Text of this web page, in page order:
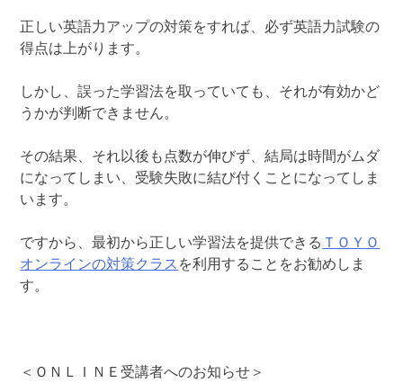
正しい英語力アップの対策をすれば、必ず英語力試験の
得点は上がります。
しかし、誤った学習法を取っていても、それが有効かど
うかが判断できません。
その結果、それ以後も点数が伸びず、結局は時間がムダ
になってしまい、受験失敗に結び付くことになってしま
います。
ですから、最初から正しい学習法を提供できる ＴＯＹＯ
オンラインの対策クラス を利用することをお勧めしま
す。
＜ＯＮＬＩＮＥ受講者へのお知らせ＞